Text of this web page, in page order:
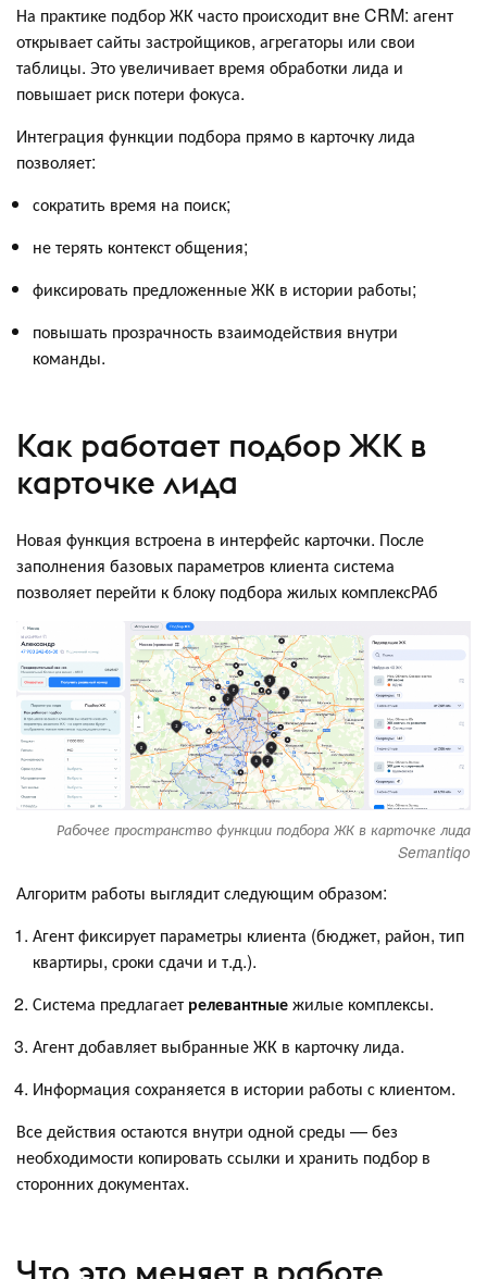
На практике подбор ЖК часто происходит вне CRM: агент
открывает сайты застройщиков, агрегаторы или свои
таблицы. Это увеличивает время обработки лида и
повышает риск потери фокуса.
Интеграция функции подбора прямо в карточку лида
позволяет:
сократить время на поиск;
не терять контекст общения;
фиксировать предложенные ЖК в истории работы;
повышать прозрачность взаимодействия внутри
команды.
Как работает подбор ЖК в
карточке лида
Новая функция встроена в интерфейс карточки. После
заполнения базовых параметров клиента система
позволяет перейти к блоку подбора жилых комплексРАб
Рабочее пространство функции подбора ЖК в карточке лида
Semantiqo
Алгоритм работы выглядит следующим образом:
Агент фиксирует параметры клиента (бюджет, район, тип
квартиры, сроки сдачи и т.д.).
Система предлагает релевантныежилые комплексы.
Агент добавляет выбранные ЖК в карточку лида.
Информация сохраняется в истории работы с клиентом.
Все действия остаются внутри одной среды — без
необходимости копировать ссылки и хранить подбор в
сторонних документах.